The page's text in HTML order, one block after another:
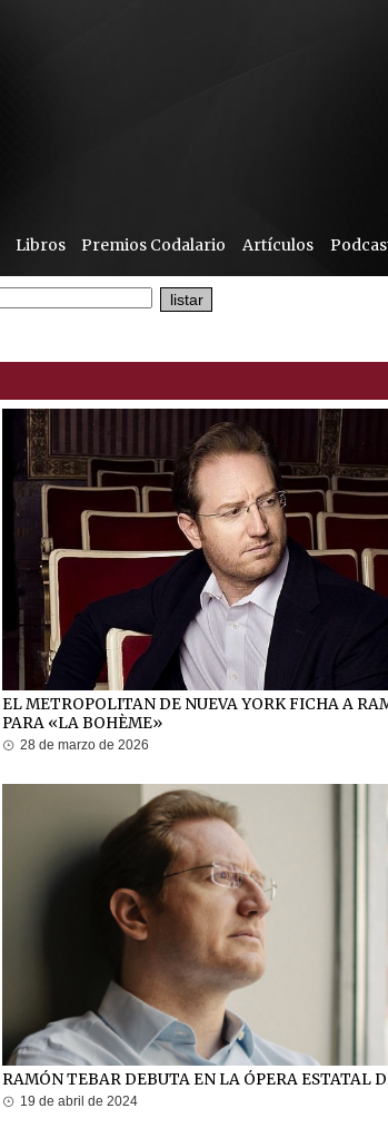
Libros Premios Codalario Artículos
EL METROPOLITAN DE NUEVA YORK FICHA A
PARA «LA BOHÈME»
28 de marzo de 2026
RAMÓN TEBAR DEBUTA EN LA ÓPERA ESTATAL
19 de abril de 2024